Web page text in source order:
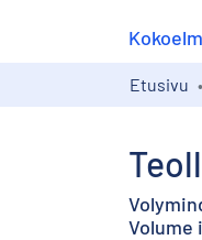
Etusivu
Volume